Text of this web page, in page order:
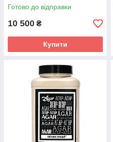
Готово до відправки
10 500 ₴
Купити